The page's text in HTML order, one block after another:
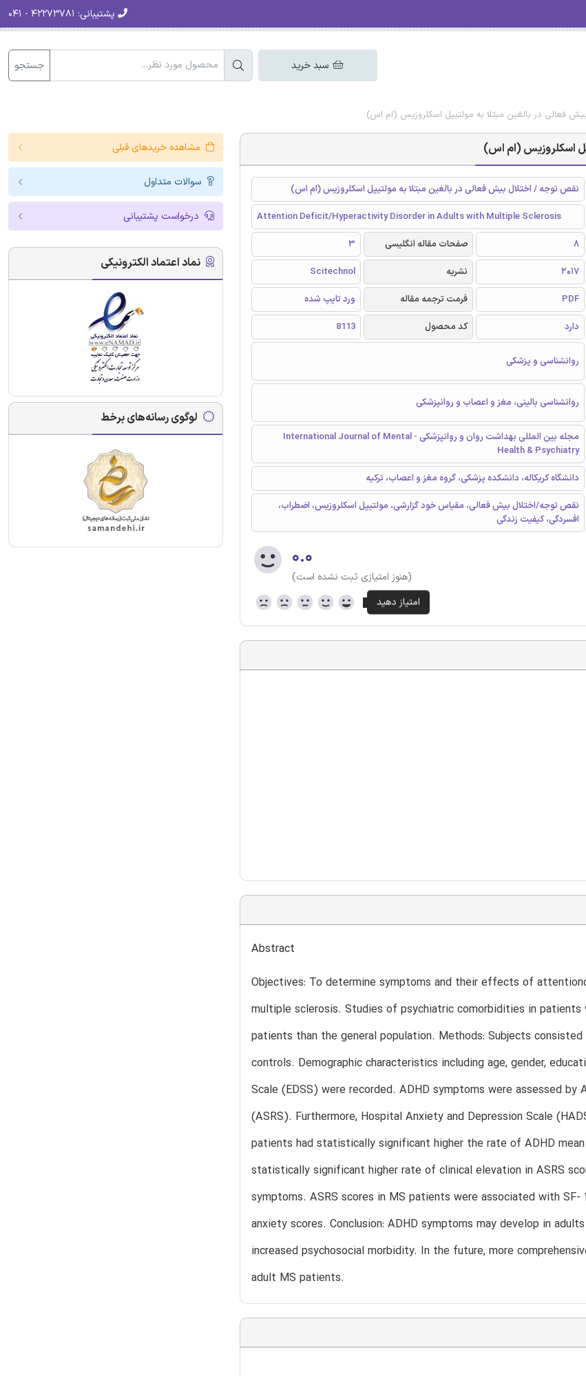
پشتیبانی:
سبد خرید جستجو
فعالی در بالغین مبتلا به مولتیپل اسکلروزیس (ام اس)
اسکلروزیس (ام اس)
نقص توجه / اختلال بیش فعالی در بالغین مبتلا به مولتیپل اسکلروزیس (ام اس)
Attention Deficit/Hyperactivity Disorder in Adults with Multiple Sclerosis
8 صفحات مقاله انگلیسی
3
2017 نشریه
Scitechnol
PDF فرمت ترجمه مقاله
ورد تایپ شده
دارد کد محصول
8113
روانشناسی و پزشکی
روانشناسی بالینی، مغز و اعصاب و روانپزشکی
مجله بین المللی بهداشت روان و روانپزشکی - International Journal of Mental
Health & Psychiatry
دانشگاه کریکاله، دانشکده پزشکی، گروه مغز و اعصاب، ترکیه
نقص توجه/اختلال بیش فعالی، مقیاس خود گزارشی، مولتیپل اسکلروزیس، اضطراب،
افسردگی، کیفیت زندگی
۰.۰
(هنوز امتیازی ثبت نشده است)
Abstract
Objectives: To determine symptoms and their effects of
multiple sclerosis. Studies of psychiatric comorbidities in
patients than the general population. Methods: Subjects
controls. Demographic characteristics including age, gender,
Scale (EDSS) were recorded. ADHD symptoms were assessed
(ASRS). Furthermore, Hospital Anxiety and Depression Scale
patients had statistically significant higher the rate of ADHD
statistically significant higher rate of clinical elevation in ASRS
symptoms. ASRS scores in MS patients were associated with
anxiety scores. Conclusion: ADHD symptoms may develop in
increased psychosocial morbidity. In the future, more
adult MS patients.
مشاهده خریدهای قبلی
سوالات متداول
درخواست پشتیبانی
نماد اعتماد الکترونیکی
لوگوی رسانه‌های برخط